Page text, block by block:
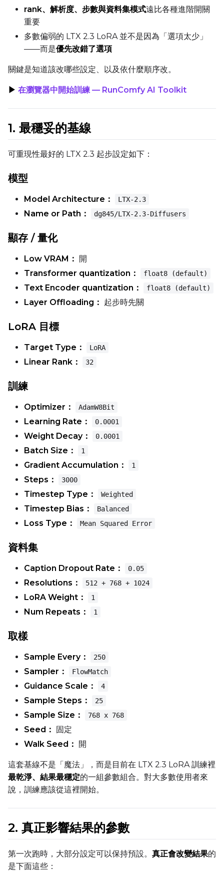
Target Type
Linear Rank
Data Type
BF16
Batch Size
Balanced
Loss Type
Regularization
Other
Toggle Contrastive
Contrastive Guidance
VALIDATION
ADVANCED
rank、解析度、步數與資料集模式遠比各種進階開關
重要
多數偏弱的 LTX 2.3 LoRA 並不是因為「選項太少」
——而是優先改錯了選項
關鍵是知道該改哪些設定、以及依什麼順序改。
▶ 在瀏覽器中開始訓練 — RunComfy AI Toolkit
1. 最穩妥的基線
可重現性最好的 LTX 2.3 起步設定如下：
模型
Model Architecture： LTX-2.3
Name or Path： dg845/LTX-2.3-Diffusers
顯存 / 量化
Low VRAM： 開
Transformer quantization：
float8 (default)
Text Encoder quantization： float8 (default)
Layer Offloading： 起步時先關
LoRA 目標
Target Type： LoRA
Linear Rank： 32
訓練
Optimizer： AdamW8Bit
Learning Rate： 0.0001
Weight Decay： 0.0001
Batch Size： 1
Gradient Accumulation： 1
Steps： 3000
Timestep Type： Weighted
Timestep Bias： Balanced
Loss Type： Mean Squared Error
資料集
Caption Dropout Rate： 0.05
Resolutions： 512 + 768 + 1024
LoRA Weight： 1
Num Repeats： 1
取樣
Sample Every： 250
Sampler： FlowMatch
Guidance Scale： 4
Sample Steps： 25
Sample Size： 768 x 768
Seed： 固定
Walk Seed： 開
這套基線不是「魔法」，而是目前在 LTX 2.3 LoRA 訓練裡
最乾淨、結果最穩定的一組參數組合。對大多數使用者來
說，訓練應該從這裡開始。
2. 真正影響結果的參數
第一次跑時，大部分設定可以保持預設。 真正會改變結果的
是下面這些：